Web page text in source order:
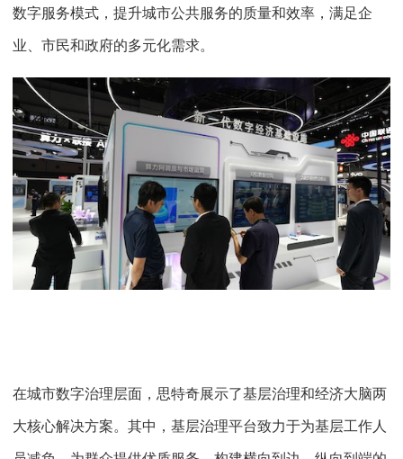
数字服务模式，提升城市公共服务的质量和效率，满足企
业、市民和政府的多元化需求。
在城市数字治理层面，思特奇展示了基层治理和经济大脑两
大核心解决方案。其中，基层治理平台致力于为基层工作人